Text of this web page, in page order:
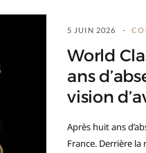
5 JUIN 2026
World
ans
vision
Après huit ans
France. Derrière